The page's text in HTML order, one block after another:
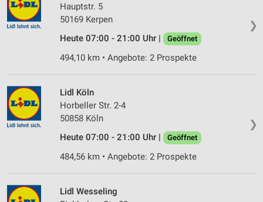
❯
Hauptstr. 5
50169 Kerpen
Heute 07:00 - 21:00 Uhr |
Geöffnet
494,10 km • Angebote: 2 Prospekte
❯
Lidl Köln
Horbeller Str. 2-4
50858 Köln
Heute 07:00 - 21:00 Uhr |
Geöffnet
484,56 km • Angebote: 2 Prospekte
Lidl Wesseling
Entwicklung und Verbesserung der Angebote
Verwendung reduzierter Daten zur Auswahl von
Verwendung genauer Standortdaten
Geräte anhand von aktiv angeforderten
Informationen identifizieren
Nicht-IAB-Verarbeitungszwecke:
Performance